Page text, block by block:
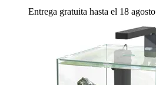
Entrega gratuita hasta el 18 agosto